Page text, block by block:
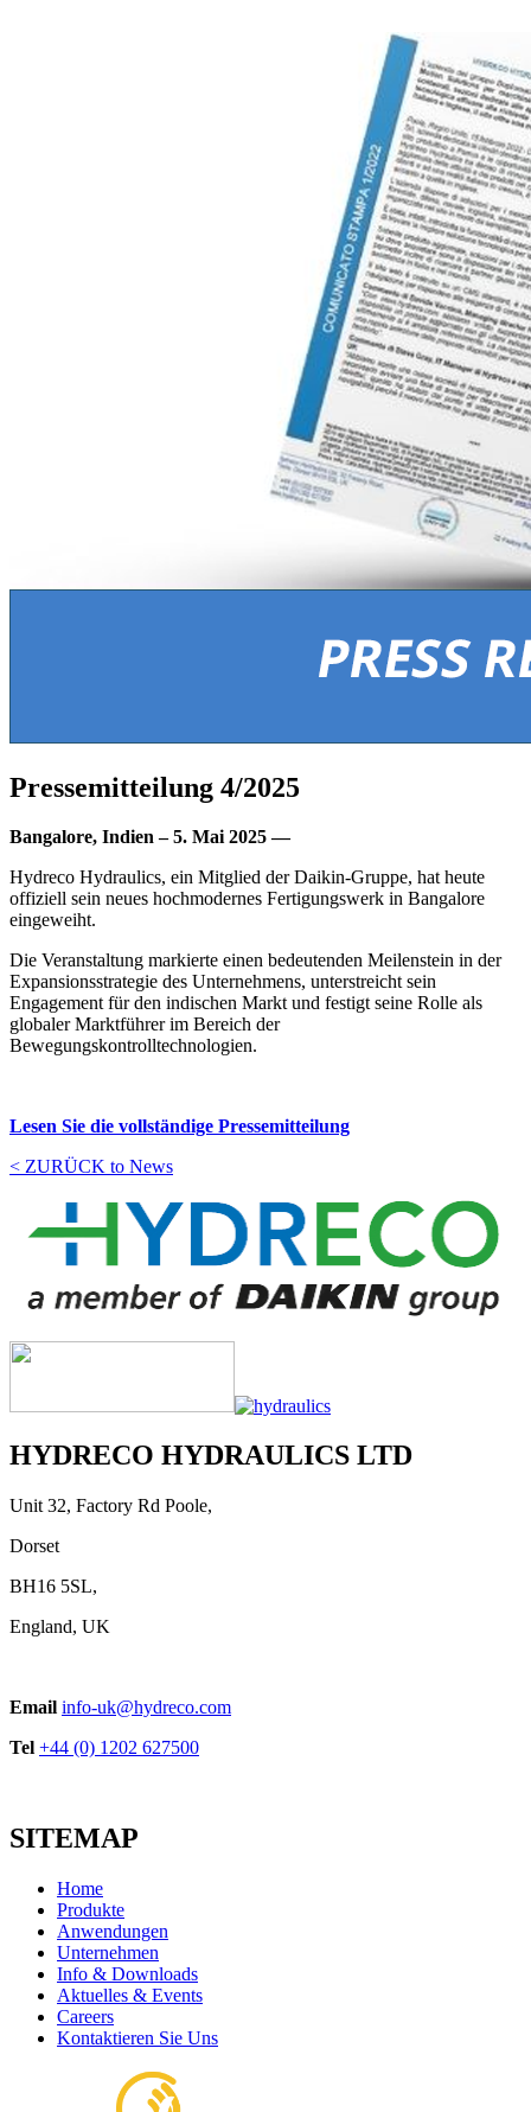
Pressemitteilung 4/2025
Bangalore, Indien – 5. Mai 2025 —
Hydreco Hydraulics, ein Mitglied der Daikin-Gruppe, hat heute
offiziell sein neues hochmodernes Fertigungswerk in Bangalore
eingeweiht.
Die Veranstaltung markierte einen bedeutenden Meilenstein in der
Expansionsstrategie des Unternehmens, unterstreicht sein
Engagement für den indischen Markt und festigt seine Rolle als
globaler Marktführer im Bereich der
Bewegungskontrolltechnologien.
Lesen Sie die vollständige Pressemitteilung
< ZURÜCK to News
HYDRECO HYDRAULICS LTD
Unit 32, Factory Rd Poole,
Dorset
BH16 5SL,
England, UK
Email info-uk@hydreco.com
Tel +44 (0) 1202 627500
SITEMAP
Home
Produkte
Anwendungen
Unternehmen
Info & Downloads
Aktuelles & Events
Careers
Kontaktieren Sie Uns